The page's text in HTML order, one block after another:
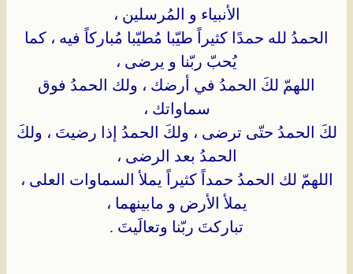
الأنبياء و المُرسلين ،
الحمدُ لله حمدًا كثيراً طيّبا مُطيّبا مُباركاً فيه ، كما
يُحبّ ربّنا و يرضى ،
اللهمّ لكَ الحمدُ في أرضك ، ولك الحمدُ فوق
سماواتك ،
لكَ الحمدُ حتّى ترضى ، ولكَ الحمدُ إذا رضيتَ ، ولكَ
الحمدُ بعد الرضى ،
اللهمّ لك الحمدُ حمداً كثيراً يملأ السماوات العلى ،
يملأ الأرض و مابينهما ،
تباركتَ ربّنا وتعالَيتَ .